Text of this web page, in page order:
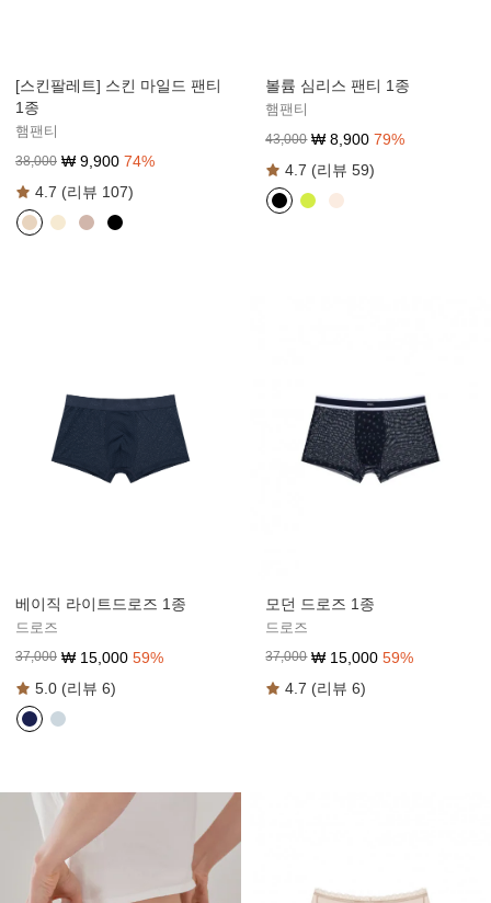
[스킨팔레트] 스킨 마일드 팬티
1종
햄팬티
38,000 ₩ 9,900 74%
4.7 (리뷰 107)
볼륨 심리스 팬티 1종
햄팬티
43,000 ₩8,900 79%
4.7 (리뷰 59)
베이직 라이트드로즈 1종
드로즈
37,000 ₩ 15,000 59%
5.0 (리뷰 6)
모던 드로즈 1종
드로즈
37,000 ₩ 15,000 59%
4.7 (리뷰 6)